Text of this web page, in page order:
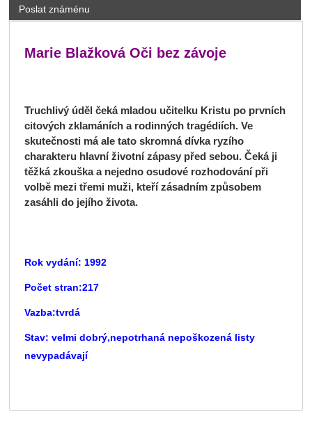
Poslat známénu
Marie Blažková Oči bez závoje
Truchlivý úděl čeká mladou učitelku Kristu po prvních
citových zklamáních a rodinných tragédiích. Ve
skutečnosti má ale tato skromná dívka ryzího
charakteru hlavní životní zápasy před sebou. Čeká ji
těžká zkouška a nejedno osudové rozhodování při
volbě mezi třemi muži, kteří zásadním způsobem
zasáhli do jejího života.
Rok vydání: 1992
Počet stran:217
Vazba:tvrdá
Stav: velmi dobrý,nepotrhaná nepoškozená listy
nevypadávají